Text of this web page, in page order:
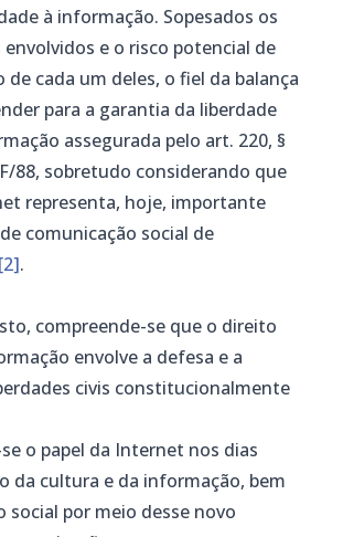
à informação. Sopesados os
e o risco potencial de
de cada um deles, o fiel da balança
para a garantia da liberdade
assegurada pelo art. 220, §
88, sobretudo considerando que
representa, hoje, importante
comunicação social de
[2].
compreende-se que o direito
envolve a defesa e a
civis constitucionalmente
o papel da Internet nos dias
da cultura e da informação, bem
social por meio desse novo